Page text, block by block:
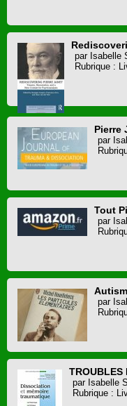
par Isabelle
Rubrique :
Pierre
par
Tout
par
par
TROUBLES
par Isabelle
Rubrique :